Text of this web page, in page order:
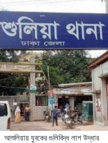
আশুলিয়ায় যুবকের গুলিবিদ্ধ লাশ উদ্ধার